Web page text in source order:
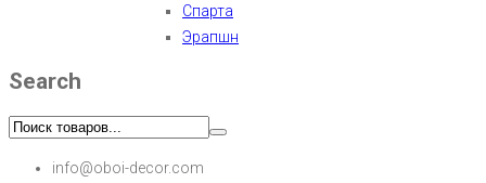
Спарта
Эрапшн
Search
info@oboi-decor.com